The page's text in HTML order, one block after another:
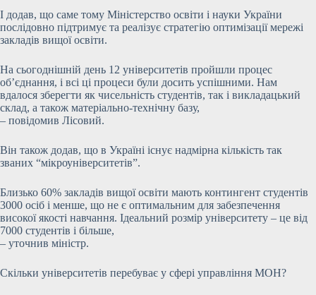
І додав, що саме тому Міністерство освіти і науки України
послідовно підтримує та реалізує стратегію оптимізації мережі
закладів вищої освіти.
На сьогоднішній день 12 університетів пройшли процес
об’єднання, і всі ці процеси були досить успішними. Нам
вдалося зберегти як чисельність студентів, так і викладацький
склад, а також матеріально-технічну базу,
– повідомив Лісовий.
Він також додав, що в Україні існує надмірна кількість так
званих “мікроуніверситетів”.
Близько 60% закладів вищої освіти мають контингент студентів
3000 осіб і менше, що не є оптимальним для забезпечення
високої якості навчання. Ідеальний розмір університету – це від
7000 студентів і більше,
– уточнив міністр.
Скільки університетів перебуває у сфері управління МОН?